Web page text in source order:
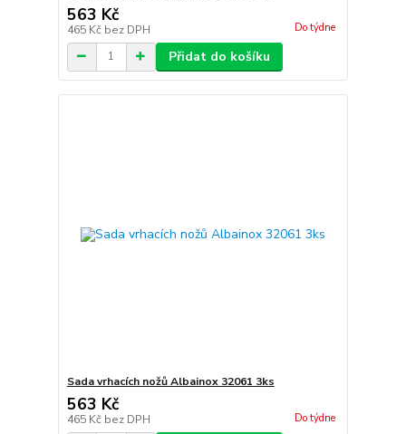
563 Kč
465 Kč bez DPH Do týdne
Přidat do košíku
Sada vrhacích nožů Albainox 32061 3ks
563 Kč
465 Kč bez DPH Do týdne